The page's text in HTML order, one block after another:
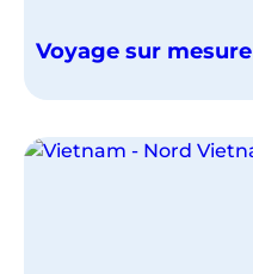
Voyage sur mesure